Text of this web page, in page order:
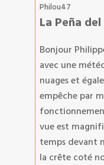
Philou47
La Peña
Bonjour
avec une
nuages et
empêche par
vue est
temps devant
la crête coté